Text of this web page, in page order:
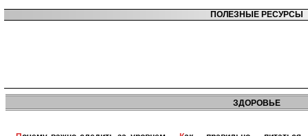
ПОЛЕЗНЫЕ РЕСУРСЫ
ЗДОРОВЬЕ